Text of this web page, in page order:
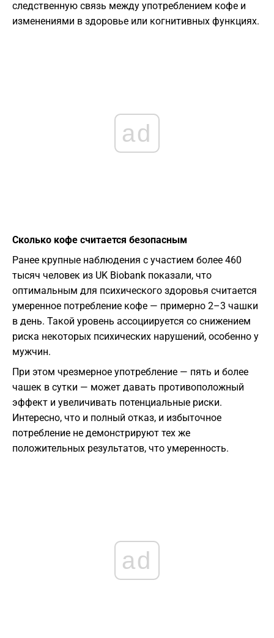
следственную связь между употреблением кофе и
изменениями в здоровье или когнитивных функциях.
ad
Сколько кофе считается безопасным
Ранее крупные наблюдения с участием более 460
тысяч человек из UK Biobank показали, что
оптимальным для психического здоровья считается
умеренное потребление кофе — примерно 2–3 чашки
в день. Такой уровень ассоциируется со снижением
риска некоторых психических нарушений, особенно у
мужчин.
При этом чрезмерное употребление — пять и более
чашек в сутки — может давать противоположный
эффект и увеличивать потенциальные риски.
Интересно, что и полный отказ, и избыточное
потребление не демонстрируют тех же
положительных результатов, что умеренность.
ad